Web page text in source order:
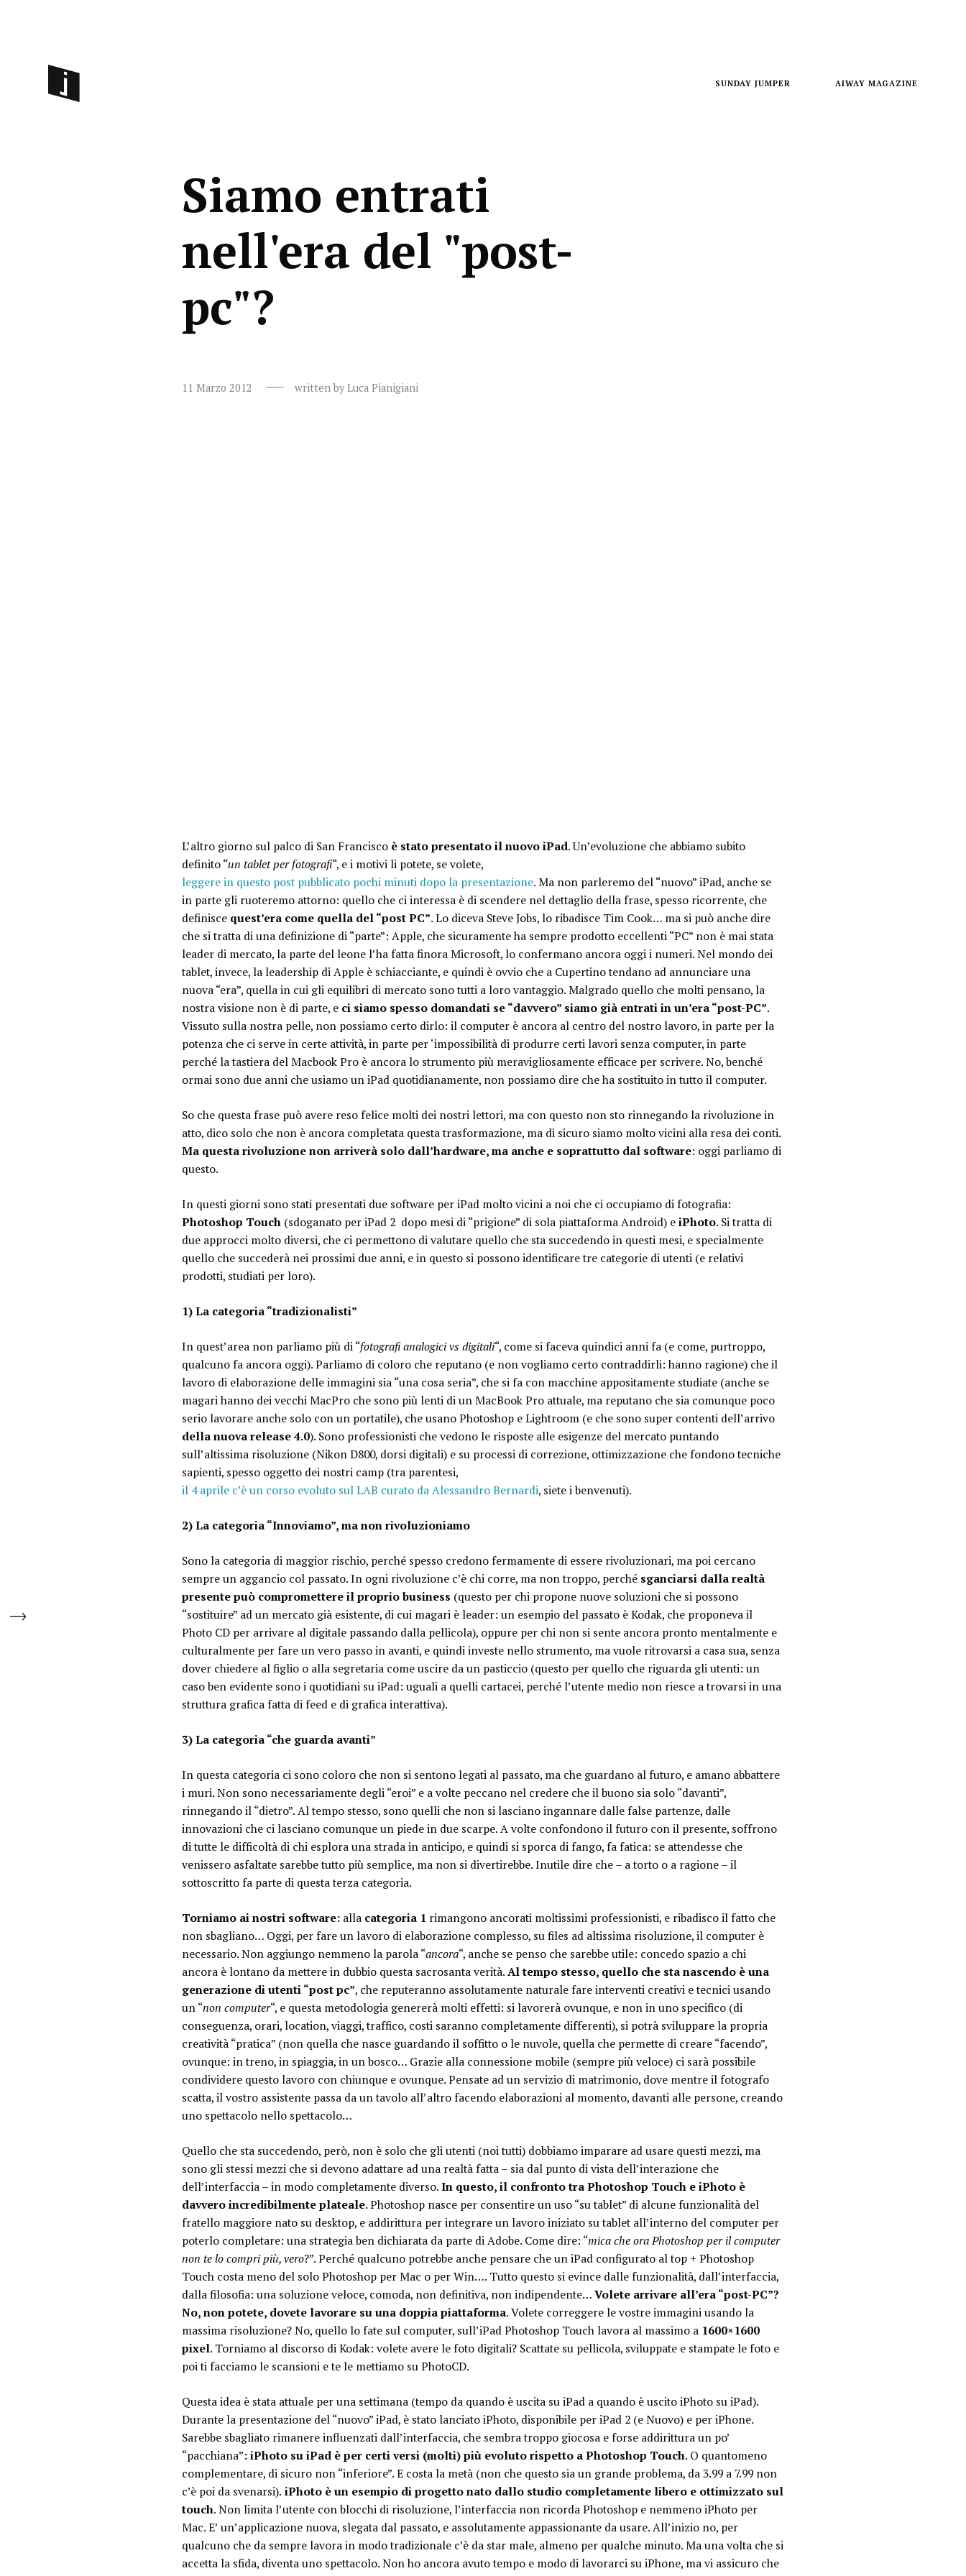
SUNDAY JUMPER AIWAY MAGAZINE
Siamo entrati
nell'era del "post-
pc"?
11 Marzo 2012 written byLuca Pianigiani
L’altro giorno sul palco di San Francisco è stato presentato il nuovo iPad. Un’evoluzione che abbiamo subito
definito “un tablet per fotografi“, e i motivi li potete, se volete,
leggere in questo post pubblicato pochi minuti dopo la presentazione. Ma non parleremo del “nuovo” iPad, anche se
in parte gli ruoteremo attorno: quello che ci interessa è di scendere nel dettaglio della frase, spesso ricorrente, che
definisce quest’era come quella del “post PC”. Lo diceva Steve Jobs, lo ribadisce Tim Cook… ma si può anche dire
che si tratta di una definizione di “parte”: Apple, che sicuramente ha sempre prodotto eccellenti “PC” non è mai stata
leader di mercato, la parte del leone l’ha fatta finora Microsoft, lo confermano ancora oggi i numeri. Nel mondo dei
tablet, invece, la leadership di Apple è schiacciante, e quindi è ovvio che a Cupertino tendano ad annunciare una
nuova “era”, quella in cui gli equilibri di mercato sono tutti a loro vantaggio. Malgrado quello che molti pensano, la
nostra visione non è di parte, e ci siamo spesso domandati se “davvero” siamo già entrati in un’era “post-PC”.
Vissuto sulla nostra pelle, non possiamo certo dirlo: il computer è ancora al centro del nostro lavoro, in parte per la
potenza che ci serve in certe attività, in parte per ‘impossibilità di produrre certi lavori senza computer, in parte
perché la tastiera del Macbook Pro è ancora lo strumento più meravigliosamente efficace per scrivere. No, benché
ormai sono due anni che usiamo un iPad quotidianamente, non possiamo dire che ha sostituito in tutto il computer.
So che questa frase può avere reso felice molti dei nostri lettori, ma con questo non sto rinnegando la rivoluzione in
atto, dico solo che non è ancora completata questa trasformazione, ma di sicuro siamo molto vicini alla resa dei conti.
Ma questa rivoluzione non arriverà solo dall’hardware, ma anche e soprattutto dal software: oggi parliamo di
questo.
In questi giorni sono stati presentati due software per iPad molto vicini a noi che ci occupiamo di fotografia:
Photoshop Touch (sdoganato per iPad 2 dopo mesi di “prigione” di sola piattaforma Android) eiPhoto. Si tratta di
due approcci molto diversi, che ci permettono di valutare quello che sta succedendo in questi mesi, e specialmente
quello che succederà nei prossimi due anni, e in questo si possono identificare tre categorie di utenti (e relativi
prodotti, studiati per loro).
1) La categoria “tradizionalisti”
In quest’area non parliamo più di “fotografi analogici vs digitali“, come si faceva quindici anni fa (e come, purtroppo,
qualcuno fa ancora oggi). Parliamo di coloro che reputano (e non vogliamo certo contraddirli: hanno ragione) che il
lavoro di elaborazione delle immagini sia “una cosa seria”, che si fa con macchine appositamente studiate (anche se
magari hanno dei vecchi MacPro che sono più lenti di un MacBook Pro attuale, ma reputano che sia comunque poco
serio lavorare anche solo con un portatile), che usano Photoshop e Lightroom (e che sono super contenti dell’arrivo
della nuova release 4.0). Sono professionisti che vedono le risposte alle esigenze del mercato puntando
sull’altissima risoluzione (Nikon D800, dorsi digitali) e su processi di correzione, ottimizzazione che fondono tecniche
sapienti, spesso oggetto dei nostri camp (tra parentesi,
il 4 aprile c’è un corso evoluto sul LAB curato da Alessandro Bernardi, siete i benvenuti).
2) La categoria “Innoviamo”, ma non rivoluzioniamo
Sono la categoria di maggior rischio, perché spesso credono fermamente di essere rivoluzionari, ma poi cercano
sempre un aggancio col passato. In ogni rivoluzione c’è chi corre, ma non troppo, perché sganciarsi dalla realtà
presente può compromettere il proprio business (questo per chi propone nuove soluzioni che si possono
“sostituire” ad un mercato già esistente, di cui magari è leader: un esempio del passato è Kodak, che proponeva il
Photo CD per arrivare al digitale passando dalla pellicola), oppure per chi non si sente ancora pronto mentalmente e
culturalmente per fare un vero passo in avanti, e quindi investe nello strumento, ma vuole ritrovarsi a casa sua, senza
dover chiedere al figlio o alla segretaria come uscire da un pasticcio (questo per quello che riguarda gli utenti: un
caso ben evidente sono i quotidiani su iPad: uguali a quelli cartacei, perché l’utente medio non riesce a trovarsi in una
struttura grafica fatta di feed e di grafica interattiva).
3) La categoria “che guarda avanti”
In questa categoria ci sono coloro che non si sentono legati al passato, ma che guardano al futuro, e amano abbattere
i muri. Non sono necessariamente degli “eroi” e a volte peccano nel credere che il buono sia solo “davanti”,
rinnegando il “dietro”. Al tempo stesso, sono quelli che non si lasciano ingannare dalle false partenze, dalle
innovazioni che ci lasciano comunque un piede in due scarpe. A volte confondono il futuro con il presente, soffrono
di tutte le difficoltà di chi esplora una strada in anticipo, e quindi si sporca di fango, fa fatica: se attendesse che
venissero asfaltate sarebbe tutto più semplice, ma non si divertirebbe. Inutile dire che – a torto o a ragione – il
sottoscritto fa parte di questa terza categoria.
Torniamo ai nostri software: alla categoria 1 rimangono ancorati moltissimi professionisti, e ribadisco il fatto che
non sbagliano… Oggi, per fare un lavoro di elaborazione complesso, su files ad altissima risoluzione, il computer è
necessario. Non aggiungo nemmeno la parola “ancora“, anche se penso che sarebbe utile: concedo spazio a chi
ancora è lontano da mettere in dubbio questa sacrosanta verità.Al tempo stesso, quello che sta nascendo è una
generazione di utenti “post pc”, che reputeranno assolutamente naturale fare interventi creativi e tecnici usando
un “non computer“, e questa metodologia genererà molti effetti: si lavorerà ovunque, e non in uno specifico (di
conseguenza, orari, location, viaggi, traffico, costi saranno completamente differenti), si potrà sviluppare la propria
creatività “pratica” (non quella che nasce guardando il soffitto o le nuvole, quella che permette di creare “facendo”,
ovunque: in treno, in spiaggia, in un bosco… Grazie alla connessione mobile (sempre più veloce) ci sarà possibile
condividere questo lavoro con chiunque e ovunque. Pensate ad un servizio di matrimonio, dove mentre il fotografo
scatta, il vostro assistente passa da un tavolo all’altro facendo elaborazioni al momento, davanti alle persone, creando
uno spettacolo nello spettacolo…
Quello che sta succedendo, però, non è solo che gli utenti (noi tutti) dobbiamo imparare ad usare questi mezzi, ma
sono gli stessi mezzi che si devono adattare ad una realtà fatta – sia dal punto di vista dell’interazione che
dell’interfaccia – in modo completamente diverso.In questo, il confronto tra Photoshop Touch e iPhoto è
davvero incredibilmente plateale. Photoshop nasce per consentire un uso “su tablet” di alcune funzionalità del
fratello maggiore nato su desktop, e addirittura per integrare un lavoro iniziato su tablet all’interno del computer per
poterlo completare: una strategia ben dichiarata da parte di Adobe. Come dire: “mica che ora Photoshop per il computer
non te lo compri più, vero?”. Perché qualcuno potrebbe anche pensare che un iPad configurato al top + Photoshop
Touch costa meno del solo Photoshop per Mac o per Win…. Tutto questo si evince dalle funzionalità, dall’interfaccia,
dalla filosofia: una soluzione veloce, comoda, non definitiva, non indipendente…Volete arrivare all’era “post-PC”?
No, non potete, dovete lavorare su una doppia piattaforma. Volete correggere le vostre immagini usando la
massima risoluzione? No, quello lo fate sul computer, sull’iPad Photoshop Touch lavora al massimo a 1600×1600
pixel. Torniamo al discorso di Kodak: volete avere le foto digitali? Scattate su pellicola, sviluppate e stampate le foto e
poi ti facciamo le scansioni e te le mettiamo su PhotoCD.
Questa idea è stata attuale per una settimana (tempo da quando è uscita su iPad a quando è uscito iPhoto su iPad).
Durante la presentazione del “nuovo” iPad, è stato lanciato iPhoto, disponibile per iPad 2 (e Nuovo) e per iPhone.
Sarebbe sbagliato rimanere influenzati dall’interfaccia, che sembra troppo giocosa e forse addirittura un po’
“pacchiana”: iPhoto su iPad è per certi versi (molti) più evoluto rispetto a Photoshop Touch. O quantomeno
complementare, di sicuro non “inferiore”. E costa la metà (non che questo sia un grande problema, da 3.99 a 7.99 non
c’è poi da svenarsi). iPhoto è un esempio di progetto nato dallo studio completamente libero e ottimizzato sul
touch. Non limita l’utente con blocchi di risoluzione, l’interfaccia non ricorda Photoshop e nemmeno iPhoto per
Mac. E’ un’applicazione nuova, slegata dal passato, e assolutamente appassionante da usare. All’inizio no, per
qualcuno che da sempre lavora in modo tradizionale c’è da star male, almeno per qualche minuto. Ma una volta che si
accetta la sfida, diventa uno spettacolo. Non ho ancora avuto tempo e modo di lavorarci su iPhone, ma vi assicuro che